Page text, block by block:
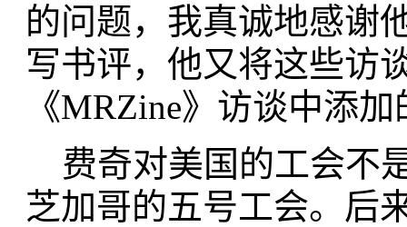
的问题，我真诚地感谢
写书评，他又将这些访
《MRZine》访谈中添
费奇对美国的工会不
芝加哥的五号工会。后